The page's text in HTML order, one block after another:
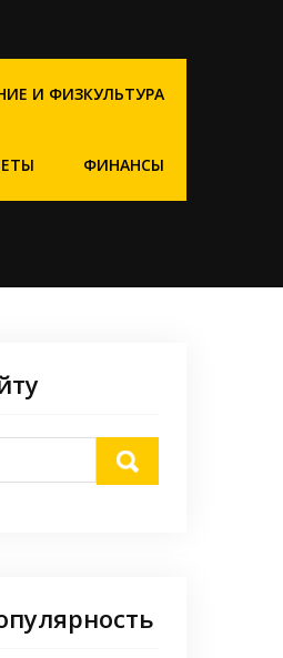
И ФИЗКУЛЬТУРА
ФИНАНСЫ